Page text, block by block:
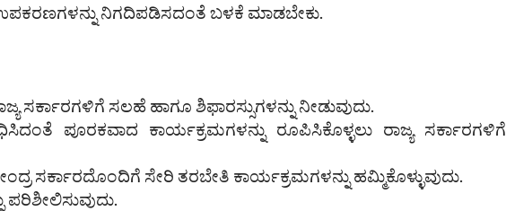
ನಿಗದಿಪಡಿಸದಂತೆ ಬಳಕೆ ಮಾಡಬೇಕು.
ಸರ್ಕಾರಗಳಿಗೆ ಸಲಹೆ ಹಾಗೂ ಶಿಫಾರಸ್ಸುಗಳನ್ನು ನೀಡುವುದು.
ಪೂರಕವಾದ ಕಾರ್ಯಕ್ರಮಗಳನ್ನು ರೂಪಿಸಿಕೊಳ್ಳಲು ರಾಜ್ಯ ಸರ್ಕಾರಗಳಿಗೆ
ಸರ್ಕಾರದೊಂದಿಗೆ ಸೇರಿ ತರಬೇತಿ ಕಾರ್ಯಕ್ರಮಗಳನ್ನು ಹಮ್ಮಿಕೊಳ್ಳುವುದು.
ಪರಿಶೀಲಿಸುವುದು.